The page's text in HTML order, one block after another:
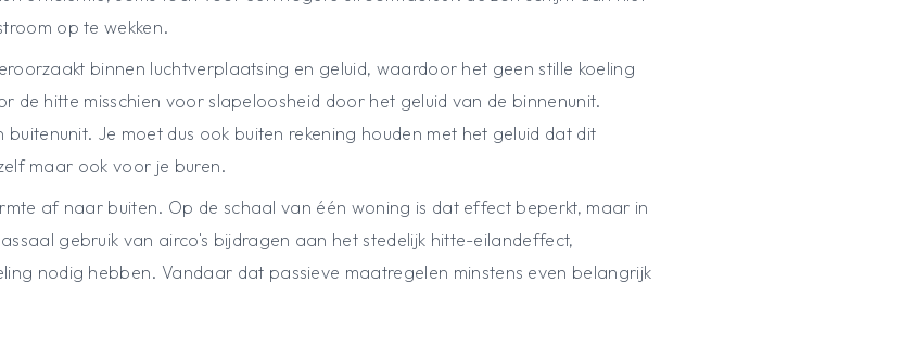
op te wekken.
binnen luchtverplaatsing en geluid, waardoor het geen stille koeling
de hitte misschien voor slapeloosheid door het geluid van de binnenunit.
Je moet dus ook buiten rekening houden met het geluid dat dit
maar ook voor je buren.
af naar buiten. Op de schaal van één woning is dat effect beperkt, maar in
gebruik van airco's bijdragen aan het stedelijk hitte-eilandeffect,
nodig hebben. Vandaar dat passieve maatregelen minstens even belangrijk